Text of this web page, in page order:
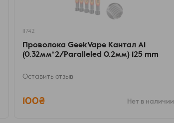
11742
Проволока GeekVape Kантал A1
(0.32мм*2/Paralleled 0.2мм) 125 mm
Оставить отзыв
100₴ Нет в наличии